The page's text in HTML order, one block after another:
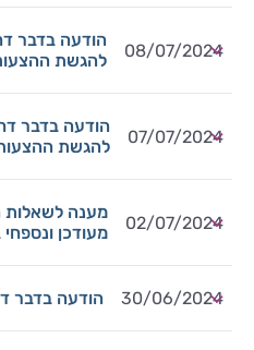
08/07/2024
הודעה בדבר
להגשת
07/07/2024
הודעה בדבר
להגשת
02/07/2024
מענה
מעודכן
30/06/2024 הודעה בדבר